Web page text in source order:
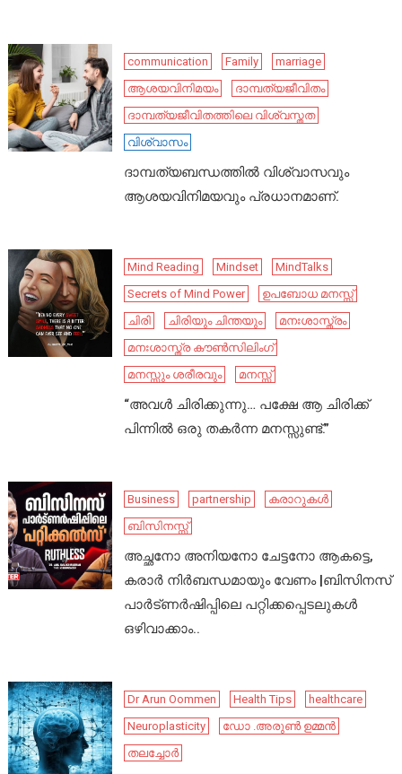
communication Family
marriage
ആശയവിനിമയം
ദാമ്പത്യജീവിതം
ദാമ്പത്യജീവിതത്തിലെ വിശ്വസ്തത
വിശ്വാസം
ദാമ്പത്യബന്ധത്തിൽ വിശ്വാസവും
ആശയവിനിമയവും പ്രധാനമാണ്.
Mind Reading Mindset
MindTalks
Secrets of Mind Power
ഉപബോധ മനസ്സ്
ചിരി
ചിരിയും ചിന്തയും
മനഃശാസ്ത്രം
മനഃശാസ്ത്ര കൗൺസിലിംഗ്
മനസ്സും ശരീരവും
മനസ്സ്
“അവൾ ചിരിക്കുന്നു… പക്ഷേ ആ ചിരിക്ക്
പിന്നിൽ ഒരു തകർന്ന മനസ്സുണ്ട്.”
Business partnership
കരാറുകൾ
ബിസിനസ്സ്
അച്ഛനോ അനിയനോ ചേട്ടനോ ആകട്ടെ,
കരാർ നിർബന്ധമായും വേണം |ബിസിനസ്
പാർട്ണർഷിപ്പിലെ പറ്റിക്കപ്പെടലുകൾ
ഒഴിവാക്കാം..
Dr Arun Oommen Health Tips
healthcare
Neuroplasticity
ഡോ .അരുൺ ഉമ്മൻ
തലച്ചോർ